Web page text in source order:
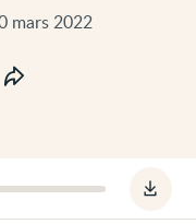
mars 2022
le